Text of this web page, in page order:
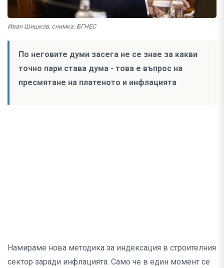
Иван Шишков, снимка: БГНЕС
По неговите думи засега не се знае за какви
точно пари става дума - това е въпрос на
пресмятане на платеното и инфлацията
Намираме нова методика за индексация в строителния
сектор заради инфлацията. Само че в един момент се